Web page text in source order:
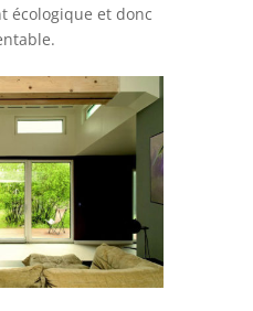
écologique et donc